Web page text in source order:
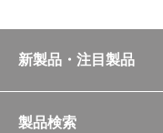
新製品・注目製品
製品検索